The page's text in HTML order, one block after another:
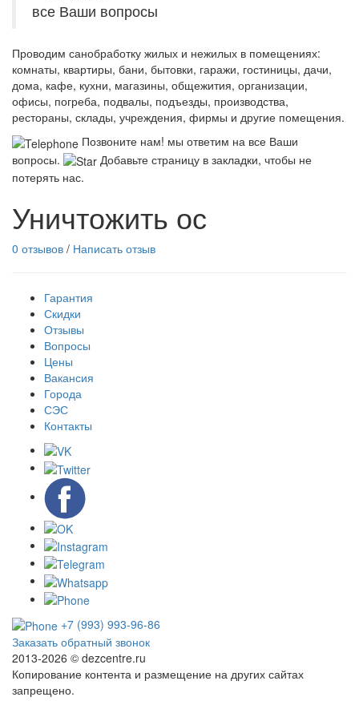
все Ваши вопросы
Проводим санобработку жилых и нежилых в помещениях:
комнаты, квартиры, бани, бытовки, гаражи, гостиницы, дачи,
дома, кафе, кухни, магазины, общежития, организации,
офисы, погреба, подвалы, подъезды, производства,
рестораны, склады, учреждения, фирмы и другие помещения.
Позвоните нам! мы ответим на все Ваши
вопросы.
Добавьте страницу в закладки, чтобы не
потерять нас.
Уничтожить ос
0 отзывов / Написать отзыв
Гарантия
Скидки
Отзывы
Вопросы
Цены
Вакансия
Города
СЭС
Контакты
+7 (993) 993-96-86
Заказать обратный звонок
2013-2026 © dezcentre.ru
Копирование контента и размещение на других сайтах
запрещено.